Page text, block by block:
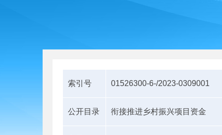
索引号 01526300-6-/2023-0309001
公开目录 衔接推进乡村振兴项目资金